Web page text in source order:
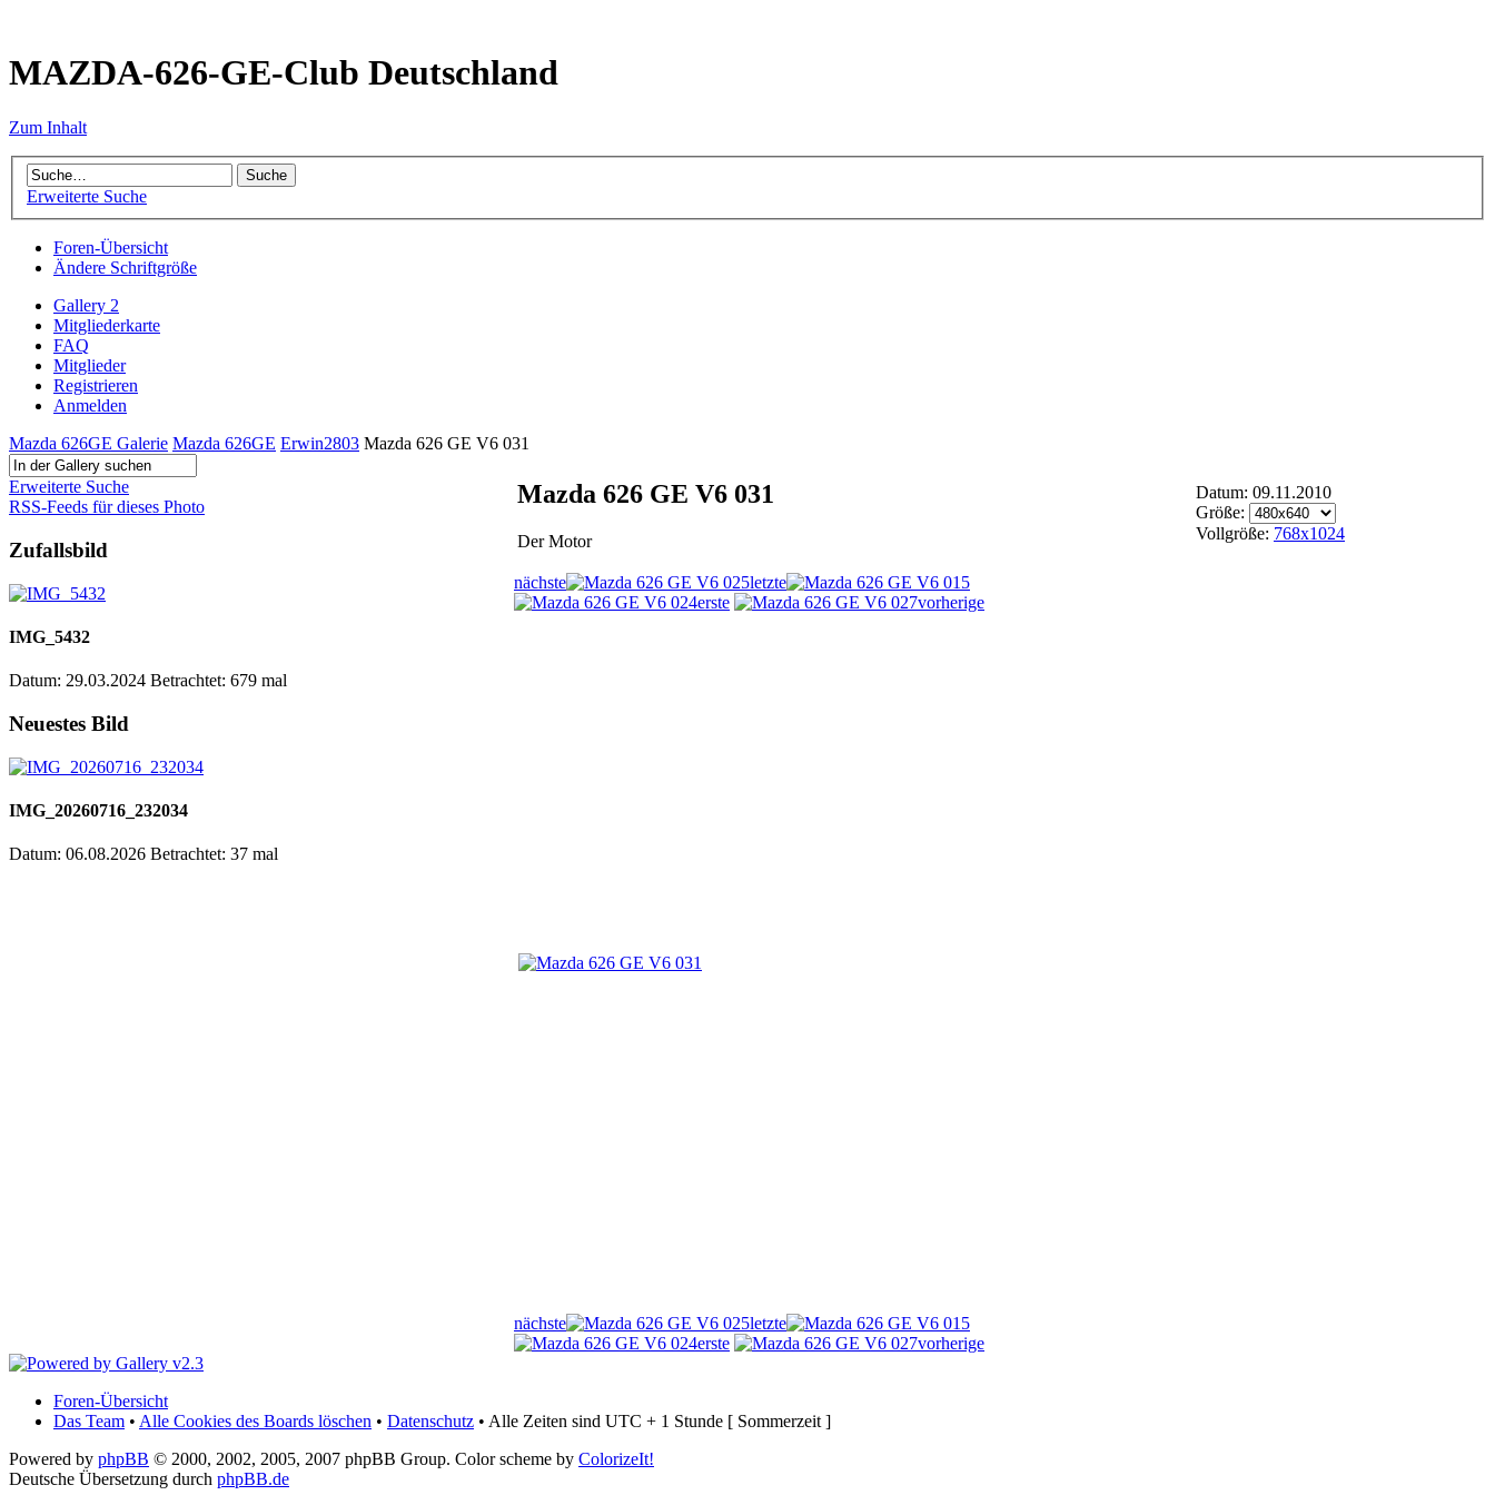
MAZDA-626-GE-Club Deutschland
Zum Inhalt
Erweiterte Suche
Foren-Übersicht
Ändere Schriftgröße
Gallery 2
Mitgliederkarte
FAQ
Mitglieder
Registrieren
Anmelden
Mazda 626GE Galerie Mazda 626GE Erwin2803 Mazda 626 GE V6 031
Erweiterte Suche
RSS-Feeds für dieses Photo
Zufallsbild
IMG_5432
Datum: 29.03.2024 Betrachtet: 679 mal
Neuestes Bild
IMG_20260716_232034
Datum: 06.08.2026 Betrachtet: 37 mal
Mazda 626 GE V6 031
Der Motor
Datum: 09.11.2010
Größe:
Vollgröße: 768x1024
nächste
letzte
erste
vorherige
nächste
letzte
erste
vorherige
Foren-Übersicht
Das Team • Alle Cookies des Boards löschen • Datenschutz • Alle Zeiten sind UTC + 1 Stunde [ Sommerzeit ]
Powered by phpBB © 2000, 2002, 2005, 2007 phpBB Group. Color scheme by ColorizeIt!
Deutsche Übersetzung durch phpBB.de